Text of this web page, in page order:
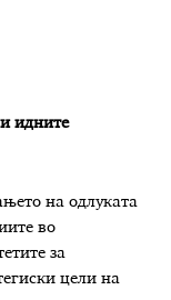
идните
на одлуката
во
за
цели на